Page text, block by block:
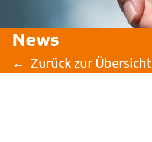
News
Zurück zur Übersicht